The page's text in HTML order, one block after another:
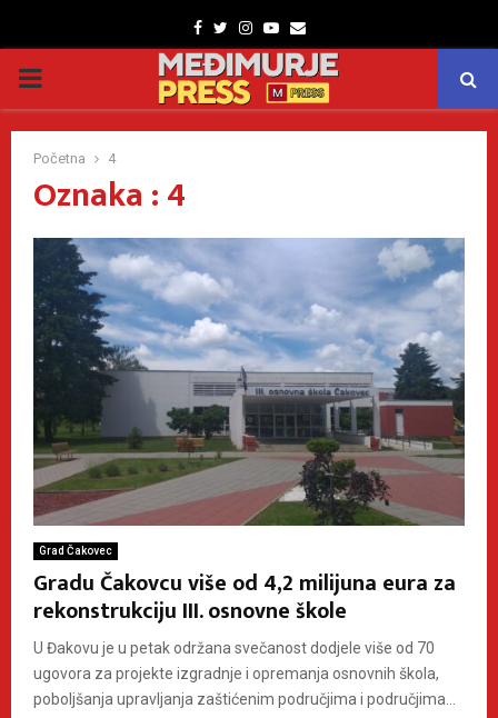
Facebook
TwitterInstagram
Youtube
Email
PRIMARY
MENU
Početna 4
Oznaka : 4
Grad Čakovec
Gradu Čakovcu više od 4,2 milijuna eura za
rekonstrukciju III. osnovne škole
U Đakovu je u petak održana svečanost dodjele više od 70
ugovora za projekte izgradnje i opremanja osnovnih škola,
poboljšanja upravljanja zaštićenim područjima i područjima...